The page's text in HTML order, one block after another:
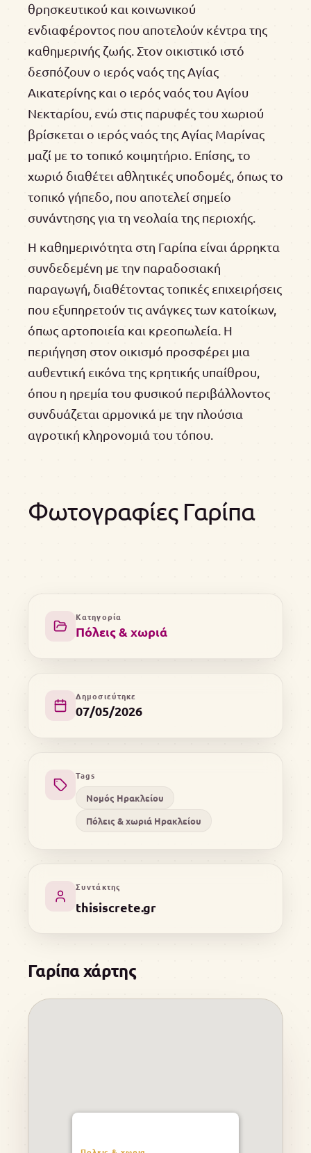
θρησκευτικού και κοινωνικού
ενδιαφέροντος που αποτελούν κέντρα της
καθημερινής ζωής. Στον οικιστικό ιστό
δεσπόζουν ο ιερός ναός της Αγίας
Αικατερίνης και ο ιερός ναός του Αγίου
Νεκταρίου, ενώ στις παρυφές του χωριού
βρίσκεται ο ιερός ναός της Αγίας Μαρίνας
μαζί με το τοπικό κοιμητήριο. Επίσης, το
χωριό διαθέτει αθλητικές υποδομές, όπως το
τοπικό γήπεδο, που αποτελεί σημείο
συνάντησης για τη νεολαία της περιοχής.
Η καθημερινότητα στη Γαρίπα είναι άρρηκτα
συνδεδεμένη με την παραδοσιακή
παραγωγή, διαθέτοντας τοπικές επιχειρήσεις
που εξυπηρετούν τις ανάγκες των κατοίκων,
όπως αρτοποιεία και κρεοπωλεία. Η
περιήγηση στον οικισμό προσφέρει μια
αυθεντική εικόνα της κρητικής υπαίθρου,
όπου η ηρεμία του φυσικού περιβάλλοντος
συνδυάζεται αρμονικά με την πλούσια
αγροτική κληρονομιά του τόπου.
Φωτογραφίες Γαρίπα
Κατηγορία
Πόλεις & χωριά
Δημοσιεύτηκε
07/05/2026
Tags
Νομός Ηρακλείου
Πόλεις & χωριά Ηρακλείου
Συντάκτης
thisiscrete.gr
Γαρίπα χάρτης